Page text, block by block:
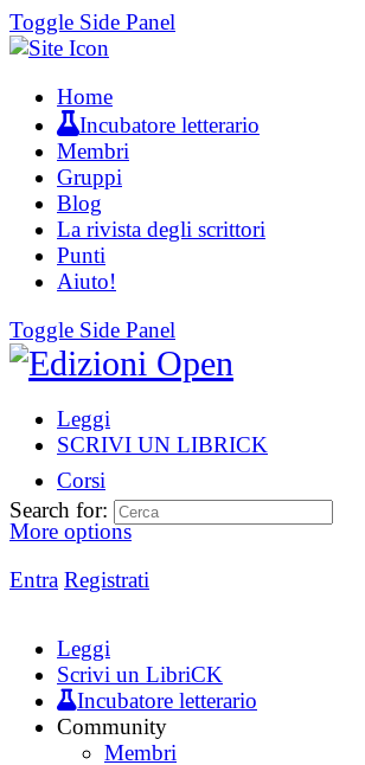
Toggle Side Panel
Home
Incubatore letterario
Membri
Gruppi
Blog
La rivista degli scrittori
Punti
Aiuto!
Toggle Side Panel
Leggi
SCRIVI UN LIBRICK
Corsi
More options
Entra Registrati
Search for:
Leggi
Scrivi un LibriCK
Incubatore letterario
Community
Membri